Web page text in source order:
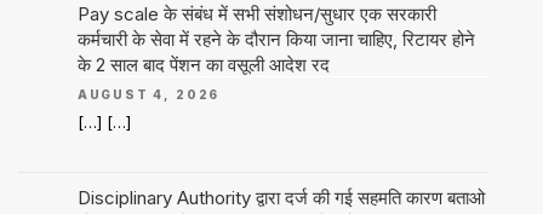
Pay scale के संबंध में सभी संशोधन/सुधार एक सरकारी
कर्मचारी के सेवा में रहने के दौरान किया जाना चाहिए, रिटायर होने
के 2 साल बाद पेंशन का वसूली आदेश रद
AUGUST 4, 2026
[…] […]
Disciplinary Authority द्वारा दर्ज की गई सहमति कारण बताओ